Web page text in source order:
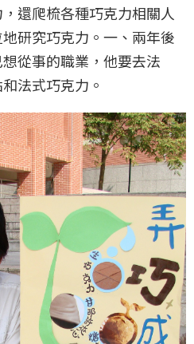
還爬梳各種巧克力相關人
研究巧克力。一、兩年後
從事的職業，他要去法
法式巧克力。